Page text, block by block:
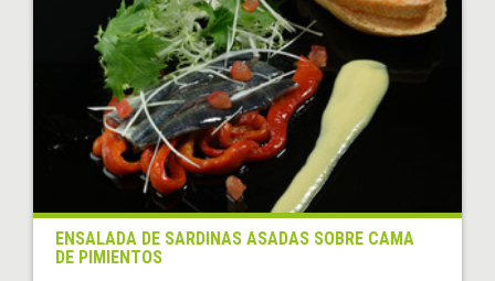
ENSALADA DE SARDINAS ASADAS SOBRE CAMA
DE PIMIENTOS